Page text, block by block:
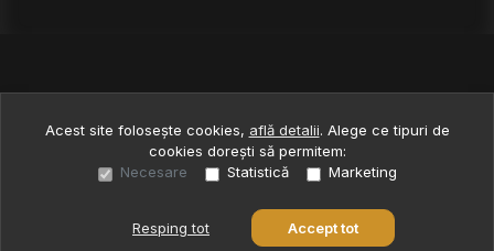
Sună acum Solicită vizionare
Acest site folosește cookies, află detalii. Alege ce tipuri de
cookies dorești să permitem:
Necesare
Statistică Marketing
Resping tot Accept tot